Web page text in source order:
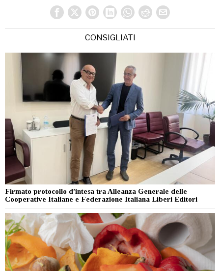
CONSIGLIATI
Firmato protocollo d’intesa tra Alleanza Generale delle
Cooperative Italiane e Federazione Italiana Liberi Editori